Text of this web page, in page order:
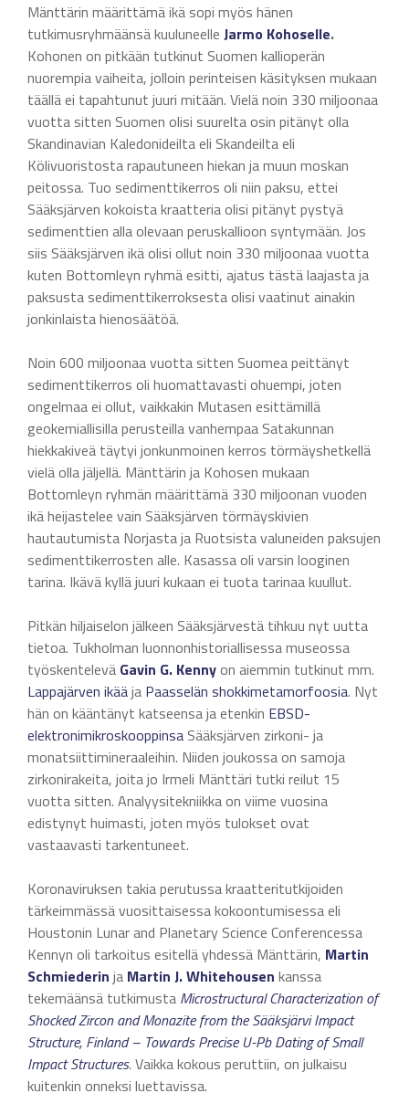
Mänttärin määrittämä ikä sopi myös hänen
tutkimusryhmäänsä kuuluneelle Jarmo Kohoselle.
Kohonen on pitkään tutkinut Suomen kallioperän
nuorempia vaiheita, jolloin perinteisen käsityksen mukaan
täällä ei tapahtunut juuri mitään. Vielä noin 330 miljoonaa
vuotta sitten Suomen olisi suurelta osin pitänyt olla
Skandinavian Kaledonideilta eli Skandeilta eli
Kölivuoristosta rapautuneen hiekan ja muun moskan
peitossa. Tuo sedimenttikerros oli niin paksu, ettei
Sääksjärven kokoista kraatteria olisi pitänyt pystyä
sedimenttien alla olevaan peruskallioon syntymään. Jos
siis Sääksjärven ikä olisi ollut noin 330 miljoonaa vuotta
kuten Bottomleyn ryhmä esitti, ajatus tästä laajasta ja
paksusta sedimenttikerroksesta olisi vaatinut ainakin
jonkinlaista hienosäätöä.
Noin 600 miljoonaa vuotta sitten Suomea peittänyt
sedimenttikerros oli huomattavasti ohuempi, joten
ongelmaa ei ollut, vaikkakin Mutasen esittämillä
geokemiallisilla perusteilla vanhempaa Satakunnan
hiekkakiveä täytyi jonkunmoinen kerros törmäyshetkellä
vielä olla jäljellä. Mänttärin ja Kohosen mukaan
Bottomleyn ryhmän määrittämä 330 miljoonan vuoden
ikä heijastelee vain Sääksjärven törmäyskivien
hautautumista Norjasta ja Ruotsista valuneiden paksujen
sedimenttikerrosten alle. Kasassa oli varsin looginen
tarina. Ikävä kyllä juuri kukaan ei tuota tarinaa kuullut.
Pitkän hiljaiselon jälkeen Sääksjärvestä tihkuu nyt uutta
tietoa. Tukholman luonnonhistoriallisessa museossa
työskentelevä Gavin G. Kennyon aiemmin tutkinut mm.
Lappajärven ikääja Paasselän shokkimetamorfoosia. Nyt
hän on kääntänyt katseensa ja etenkin EBSD-
elektronimikroskooppinsa Sääksjärven zirkoni- ja
monatsiittimineraaleihin. Niiden joukossa on samoja
zirkonirakeita, joita jo Irmeli Mänttäri tutki reilut 15
vuotta sitten. Analyysitekniikka on viime vuosina
edistynyt huimasti, joten myös tulokset ovat
vastaavasti tarkentuneet.
Koronaviruksen takia perutussa kraatteritutkijoiden
tärkeimmässä vuosittaisessa kokoontumisessa eli
Houstonin Lunar and Planetary Science Conferencessa
Kennyn oli tarkoitus esitellä yhdessä Mänttärin, Martin
Schmiederin ja Martin J. Whitehousen kanssa
tekemäänsä tutkimusta Microstructural Characterization of
Shocked Zircon and Monazite from the Sääksjärvi Impact
Structure, Finland – Towards Precise U-Pb Dating of Small
Impact Structures.Vaikka kokous peruttiin, on julkaisu
kuitenkin onneksi luettavissa.